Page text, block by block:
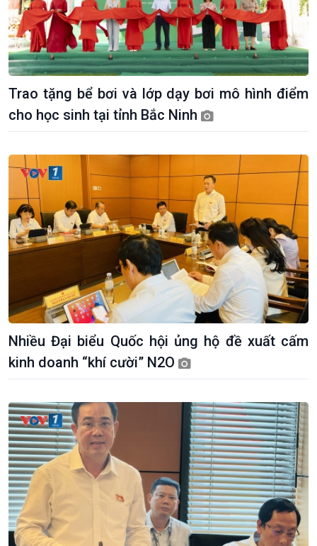
Trao tặng bể bơi và lớp dạy bơi mô hình điểm
cho học sinh tại tỉnh Bắc Ninh
Nhiều Đại biểu Quốc hội ủng hộ đề xuất cấm
kinh doanh “khí cười” N2O